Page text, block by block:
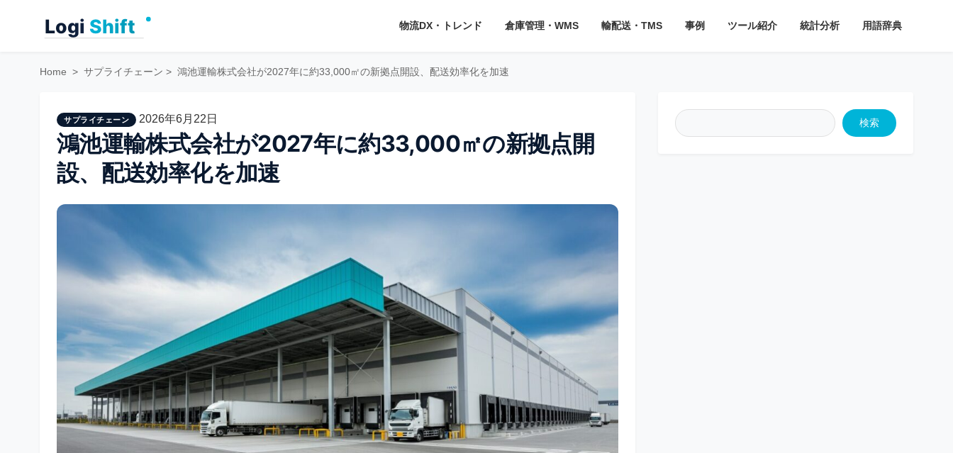
物流DX・トレンド 倉庫管理・WMS 輸配送・TMS 事例 ツール紹介 統計分析 用語辞典
Home > サプライチェーン > 鴻池運輸株式会社が2027年に約33,000㎡の新拠点開設、配送効率化を加速
サプライチェーン 2026年6月22日
鴻池運輸株式会社が2027年に約33,000㎡の新拠点開
設、配送効率化を加速
検索